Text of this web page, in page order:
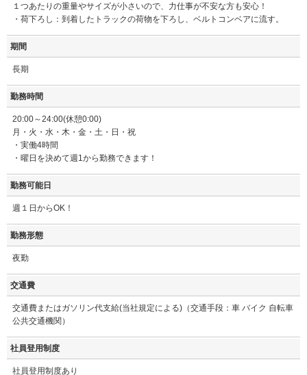
１つあたりの重量やサイズが小さいので、力仕事が不安な方も安心！
・荷下ろし：到着したトラックの荷物を下ろし、ベルトコンベアに流す。
期間
長期
勤務時間
20:00～24:00(休憩0:00)
月・火・水・木・金・土・日・祝
・実働4時間
・曜日を決めて週1から勤務できます！
勤務可能日
週１日からOK！
勤務形態
夜勤
交通費
交通費またはガソリン代支給(当社規定による)（交通手段：車 バイク 自転車
公共交通機関）
社員登用制度
社員登用制度あり